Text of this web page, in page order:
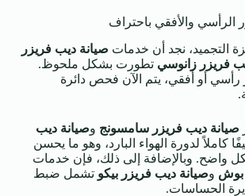
الرأسي والأفقي باحتراف
التجميد، نجد أن خدمات صيانة ديب فريزر
فريزر زانوسي تطورت بشكل ملحوظ.
رأسي أو أفقي، يتم الآن فحص دائرة
صيانة ديب فريزر سامسونج وصيانة ديب
كاملاً لدورة الهواء البارد، وهو ما يحسن
واضح. وبالإضافة إلى ذلك، فإن خدمات
بوش وصيانة ديب فريزر بيكو تشمل ضبط
الحساسات.